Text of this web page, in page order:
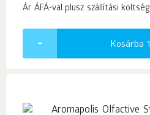
Ár ÁFÁ-val plusz szállítási költség
Kosárba 1